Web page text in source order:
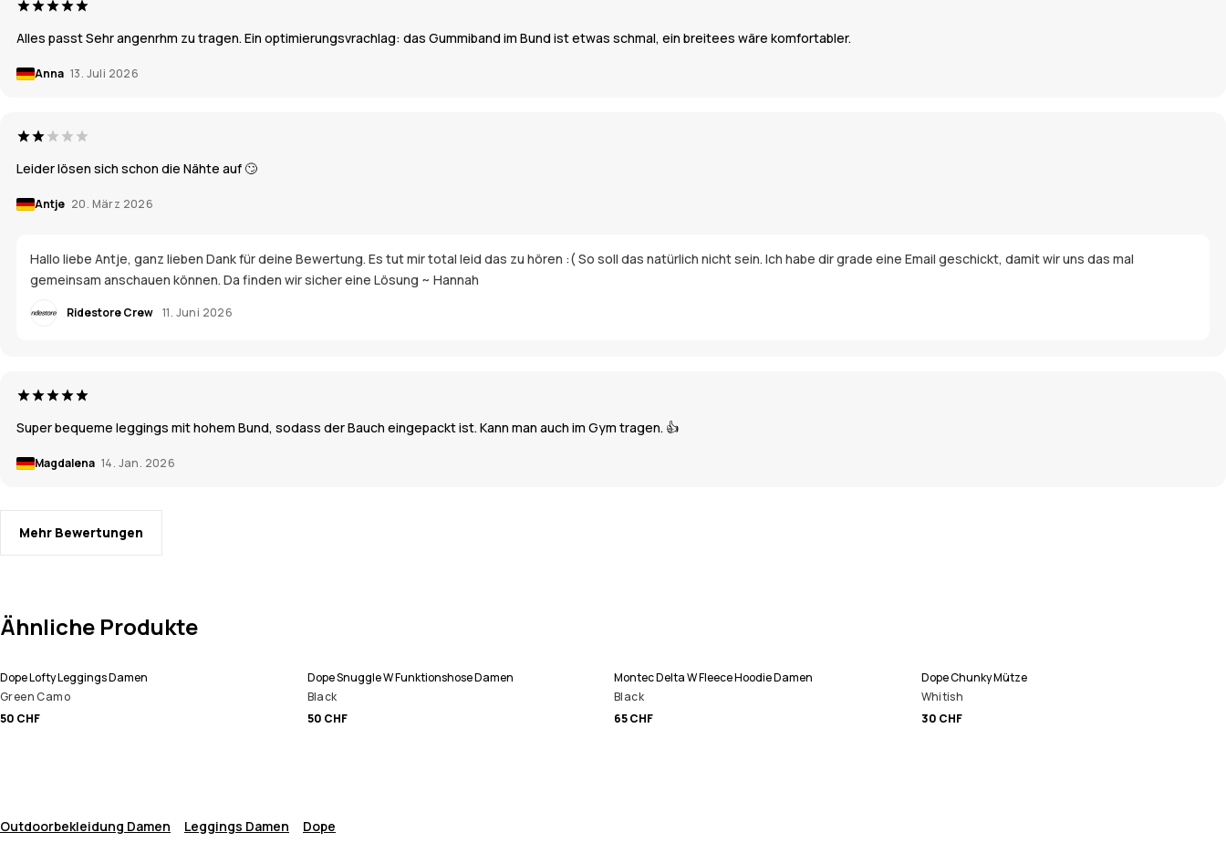
Alles passt Sehr angenrhm zu tragen. Ein optimierungsvrachlag: das Gummiband im Bund ist etwas schmal, ein breitees wäre komfortabler.
Anna 13. Juli 2026
Leider lösen sich schon die Nähte auf 🙄
Antje 20. März 2026
Hallo liebe Antje, ganz lieben Dank für deine Bewertung. Es tut mir total leid das zu hören :( So soll das natürlich nicht sein. Ich habe dir grade eine Email geschickt, damit wir uns das mal
gemeinsam anschauen können. Da finden wir sicher eine Lösung ~ Hannah
Ridestore Crew 11. Juni 2026
Super bequeme leggings mit hohem Bund, sodass der Bauch eingepackt ist. Kann man auch im Gym tragen. 👍
Magdalena 14. Jan. 2026
Mehr Bewertungen
Ähnliche Produkte
Dope Lofty Leggings Damen
Green Camo
50 CHF
Dope Snuggle W Funktionshose Damen
Black
50 CHF
Montec Delta W Fleece Hoodie Damen
Black
65 CHF
Dope Chunky Mütze
Whitish
30 CHF
Outdoorbekleidung Damen Leggings Damen Dope